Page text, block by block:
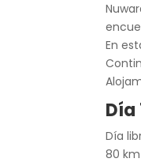
En
Día
Día
80